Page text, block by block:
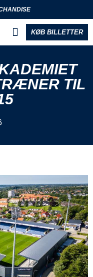
KØB BILLETTER
TIL